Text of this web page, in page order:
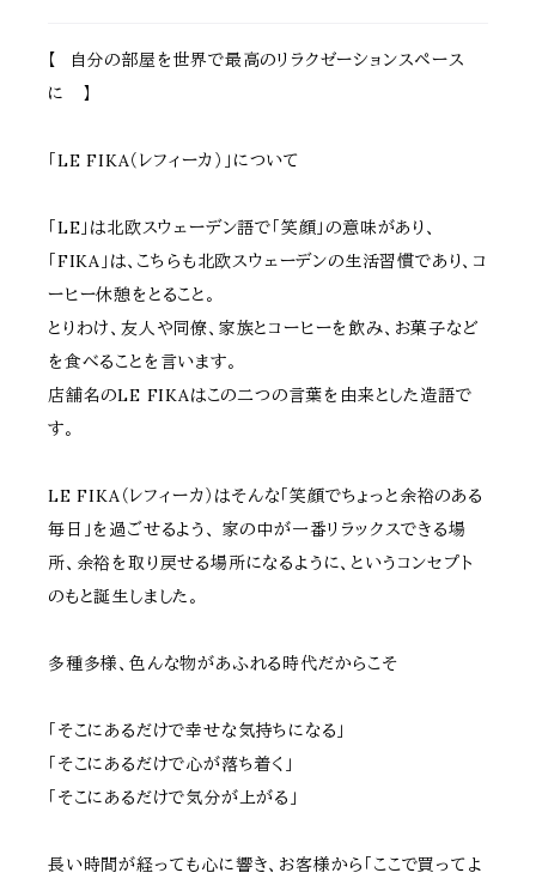
【 自分の部屋を世界で最高のリラクゼーションスペース
に 】
「LE FIKA（レフィーカ）」について
「LE」は北欧スウェーデン語で「笑顔」の意味があり、
「FIKA」は、こちらも北欧スウェーデンの生活習慣であり、コ
ーヒー休憩をとること。
とりわけ、友人や同僚、家族とコーヒーを飲み、お菓子など
を食べることを言います。
店舗名のLE FIKAはこの二つの言葉を由来とした造語で
す。
LE FIKA（レフィーカ）はそんな「笑顔でちょっと余裕のある
毎日」を過ごせるよう、 家の中が一番リラックスできる場
所、余裕を取り戻せる場所になるように、というコンセプト
のもと誕生しました。
多種多様、色んな物があふれる時代だからこそ
「そこにあるだけで幸せな気持ちになる」
「そこにあるだけで心が落ち着く」
「そこにあるだけで気分が上がる」
長い時間が経っても心に響き、お客様から「ここで買ってよ